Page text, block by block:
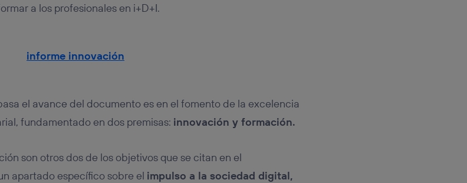
a los profesionales en i+D+I.
el avance del documento es en el fomento de la excelencia
fundamentado en dos premisas: innovación y formación.
son otros dos de los objetivos que se citan en el
apartado específico sobre el impulso a la sociedad digital,